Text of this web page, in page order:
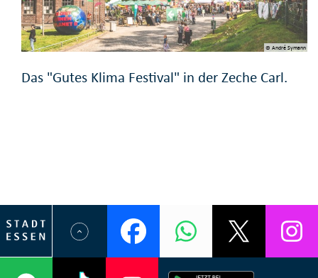
© André Symann
Das "Gutes Klima Festival" in der Zeche Carl.